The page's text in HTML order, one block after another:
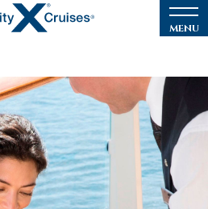
メルマガ登録